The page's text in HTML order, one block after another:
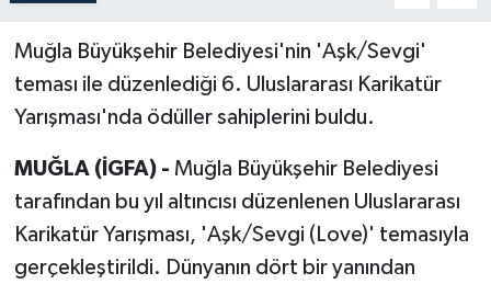
Muğla Büyükşehir Belediyesi'nin 'Aşk/Sevgi'
teması ile düzenlediği 6. Uluslararası Karikatür
Yarışması'nda ödüller sahiplerini buldu.
MUĞLA (İGFA) - Muğla Büyükşehir Belediyesi
tarafından bu yıl altıncısı düzenlenen Uluslararası
Karikatür Yarışması, 'Aşk/Sevgi (Love)' temasıyla
gerçekleştirildi. Dünyanın dört bir yanından